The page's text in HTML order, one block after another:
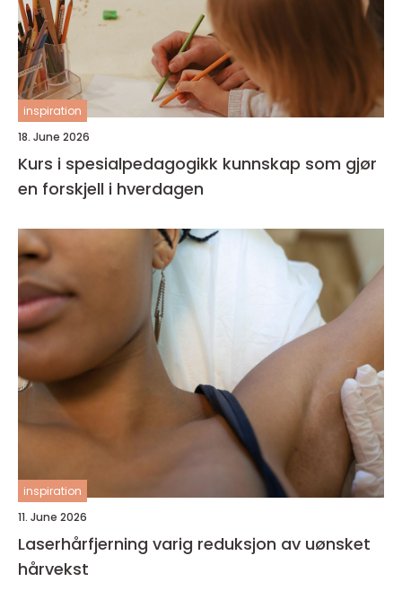
inspiration
18. June 2026
Kurs i spesialpedagogikk kunnskap som gjør
en forskjell i hverdagen
inspiration
11. June 2026
Laserhårfjerning varig reduksjon av uønsket
hårvekst